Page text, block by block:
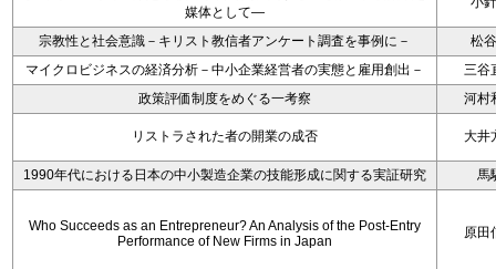
媒体として―
宗教性と社会意識－キリスト教信者アンケート調査を事例に－
松
マイクロビジネスの経済分析－中小企業経営者の実態と雇用創出－
三谷
政策評価制度をめぐる一考察
河村
リストラされた者の開業の成否 大井
1990年代における日本の中小製造企業の技能形成に関する実証研究 馬
Who Succeeds as an Entrepreneur? An Analysis of the Post-Entry
Performance of New Firms in Japan
原田